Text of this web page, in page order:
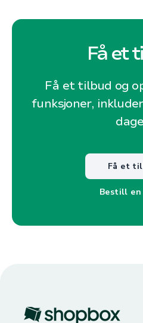
Få et
Få et tilbud og
funksjoner,
Få et
Bestill en